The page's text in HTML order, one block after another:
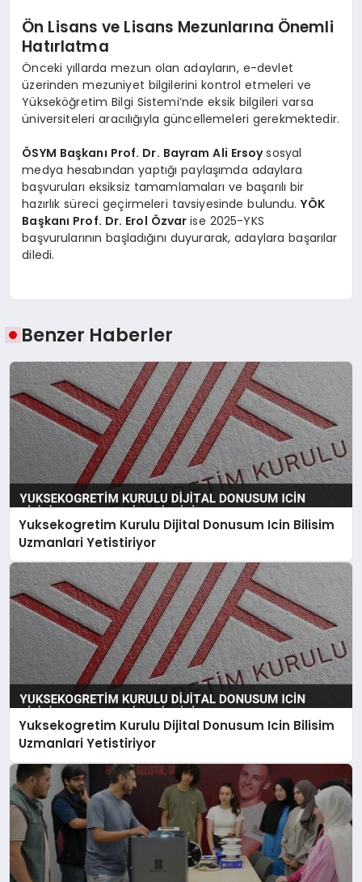
Ön Lisans ve Lisans Mezunlarına Önemli
Hatırlatma
Önceki yıllarda mezun olan adayların, e-devlet
üzerinden mezuniyet bilgilerini kontrol etmeleri ve
Yükseköğretim Bilgi Sistemi’nde eksik bilgileri varsa
üniversiteleri aracılığıyla güncellemeleri gerekmektedir.
ÖSYM Başkanı Prof. Dr. Bayram Ali Ersoysosyal
medya hesabından yaptığı paylaşımda adaylara
başvuruları eksiksiz tamamlamaları ve başarılı bir
hazırlık süreci geçirmeleri tavsiyesinde bulundu.YÖK
Başkanı Prof. Dr. Erol Özvarise 2025-YKS
başvurularının başladığını duyurarak, adaylara başarılar
diledi.
Benzer Haberler
Yuksekogretim Kurulu Dijital Donusum Icin Bilisim
Uzmanlari Yetistiriyor
Yuksekogretim Kurulu Dijital Donusum Icin Bilisim
Uzmanlari Yetistiriyor